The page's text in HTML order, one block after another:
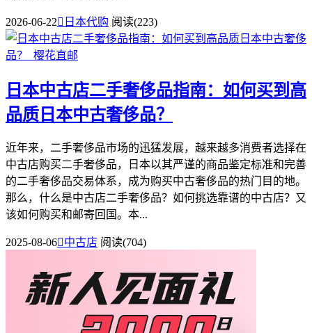
2026-06-22 日本代购 阅读(223)
日本中古店二手奢侈品指南：如何买到高
品质日本中古奢侈品？
近年来，二手奢侈品市场的迅猛发展，越来越多消费者选择在
中古店购买二手奢侈品，日本以其严谨的商品鉴定标准和完善
的二手奢侈品交易体系，成为购买中古奢侈品的热门目的地。
那么，什么是中古店二手奢侈品？如何挑选靠谱的中古店？又
该如何购买和邮寄回国。本...
2025-08-06中古店 阅读(704)